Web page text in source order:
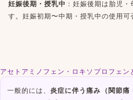
妊娠後期・授乳中 ：妊娠後期は胎児
す。妊娠初期〜中期・授乳中の使用可
アセトアミノフェン・ロキソプロフェン
一般的には、炎症に伴う痛み（関節痛